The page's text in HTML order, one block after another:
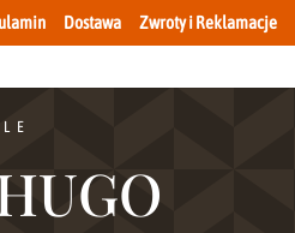
Dostawa Zwroty i Reklamacje